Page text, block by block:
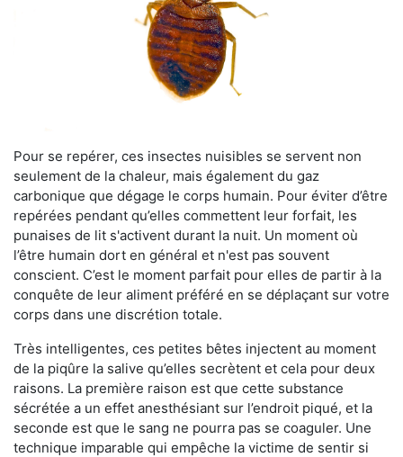
Pour se repérer, ces insectes nuisibles se servent non
seulement de la chaleur, mais également du gaz
carbonique que dégage le corps humain. Pour éviter d’être
repérées pendant qu’elles commettent leur forfait, les
punaises de lit s'activent durant la nuit. Un moment où
l’être humain dort en général et n'est pas souvent
conscient. C’est le moment parfait pour elles de partir à la
conquête de leur aliment préféré en se déplaçant sur votre
corps dans une discrétion totale.
Très intelligentes, ces petites bêtes injectent au moment
de la piqûre la salive qu’elles secrètent et cela pour deux
raisons. La première raison est que cette substance
sécrétée a un effet anesthésiant sur l’endroit piqué, et la
seconde est que le sang ne pourra pas se coaguler. Une
technique imparable qui empêche la victime de sentir si